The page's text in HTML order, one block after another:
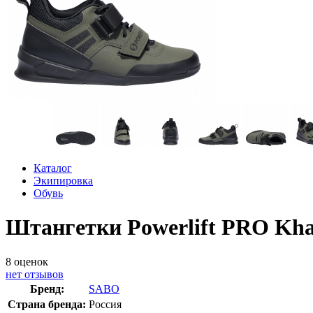
Каталог
Экипировка
Обувь
Штангетки Powerlift PRO
8 оценок
нет отзывов
Бренд:
SABO
Страна бренда: Россия